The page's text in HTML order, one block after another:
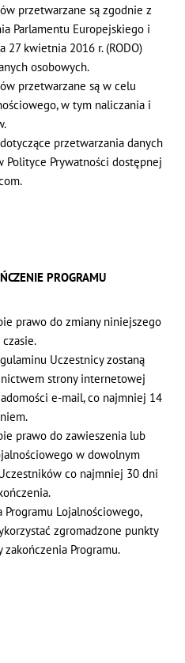
przetwarzane są zgodnie z
Parlamentu Europejskiego i
27 kwietnia 2016 r. (RODO)
osobowych.
przetwarzane są w celu
w tym naliczania i
przetwarzania danych
Polityce Prywatności dostępnej
PROGRAMU
prawo do zmiany niniejszego
Uczestnicy zostaną
strony internetowej
e-mail, co najmniej 14
prawo do zawieszenia lub
w dowolnym
co najmniej 30 dni
Lojalnościowego,
zgromadzone punkty
Programu.